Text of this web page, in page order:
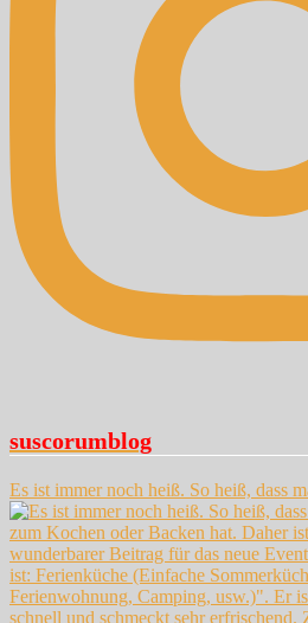
suscorumblog
Es ist immer noch heiß. So heiß, dass